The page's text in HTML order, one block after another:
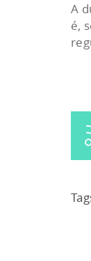
A
é,